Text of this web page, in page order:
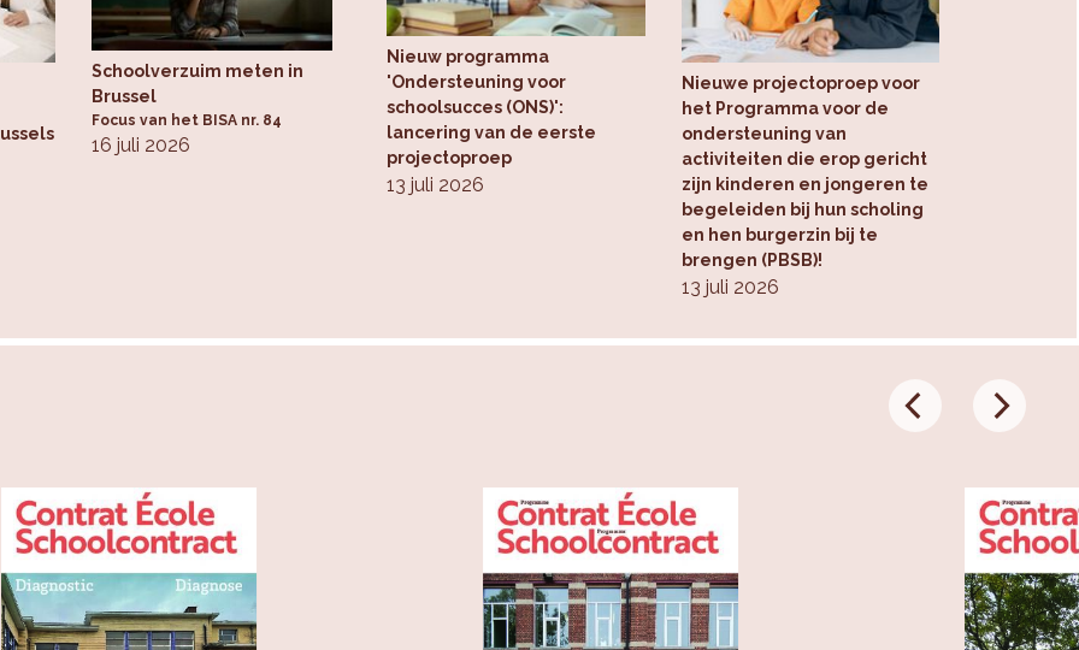
vraag en aanbod te objectiveren.
Schoolverzuim meten in
Brussel
Focus van het BISA nr. 84
16 juli 2026
Nieuw programma
'Ondersteuning voor
schoolsucces (ONS)':
lancering van de eerste
projectoproep
13 juli 2026
Nieuwe projectoproep voor
het Programma voor de
ondersteuning van
activiteiten die erop gericht
zijn kinderen en jongeren te
begeleiden bij hun scholing
en hen burgerzin bij te
brengen (PBSB)!
13 juli 2026